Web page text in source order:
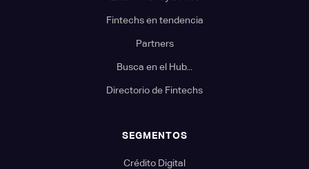
Fintechs en tendencia
Partners
Busca en el Hub...
Directorio de Fintechs
SEGMENTOS
Crédito Digital